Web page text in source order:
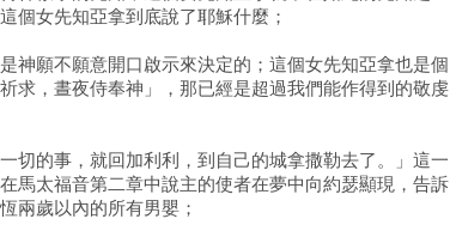
個女先知亞拿到底說了耶穌什麼；
神願不願意開口啟示來決定的；這個女先知亞拿也是個
求，晝夜侍奉神」，那已經是超過我們能作得到的敬虔
切的事，就回加利利，到自己的城拿撒勒去了。」這一
馬太福音第二章中說主的使者在夢中向約瑟顯現，告訴
兩歲以內的所有男嬰；